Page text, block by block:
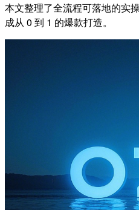
本文整理了全流程可落地的实
成从 0 到 1 的爆款打造。